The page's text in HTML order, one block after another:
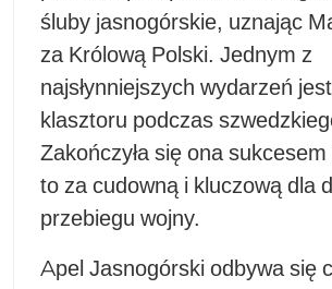
śluby jasnogórskie, uznając
za Królową Polski. Jednym z
najsłynniejszych wydarzeń
klasztoru podczas
Zakończyła się ona
to za cudowną i kluczową dla
przebiegu wojny.
Apel Jasnogórski odbywa się